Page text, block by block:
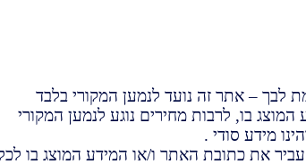
לבך – אתר זה נועד לנמען המקורי בלבד
המוצג בו, לרבות מחירים נוגע לנמען המקורי
מידע סודי .
את כתובת האתר ו/או המידע המוצג בו